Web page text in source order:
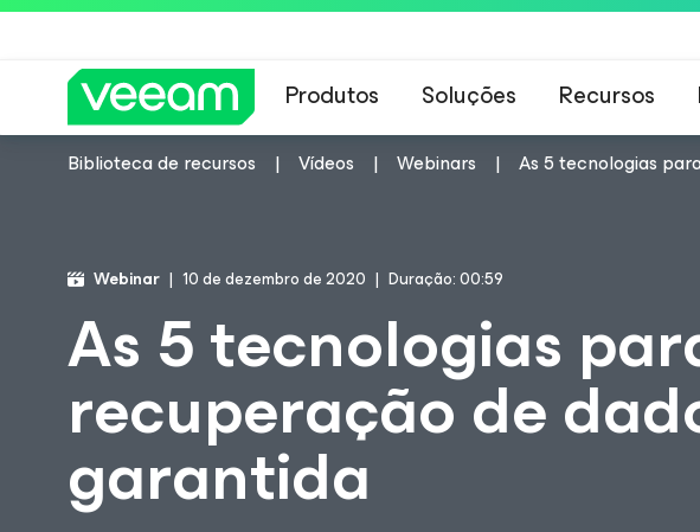
Produtos Soluções Recursos
Biblioteca de recursos Vídeos Webinars As 5 tecnologias
Webinar 10 de dezembro de 2020 Duração: 00:59
As 5 tecnologias
recuperação de
garantida